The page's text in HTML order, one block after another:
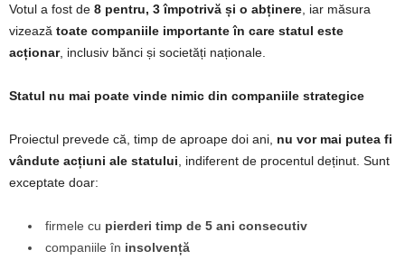
Votul a fost de 8 pentru, 3 împotrivă și o abținere , iar măsura
vizează toate companiile importante în care statul este
acționar, inclusiv bănci și societăți naționale.
Statul nu mai poate vinde nimic din companiile strategice
Proiectul prevede că, timp de aproape doi ani, nu vor mai putea fi
vândute acțiuni ale statului , indiferent de procentul deținut. Sunt
exceptate doar:
firmele cu pierderi timp de 5 ani consecutiv
companiile în insolvență